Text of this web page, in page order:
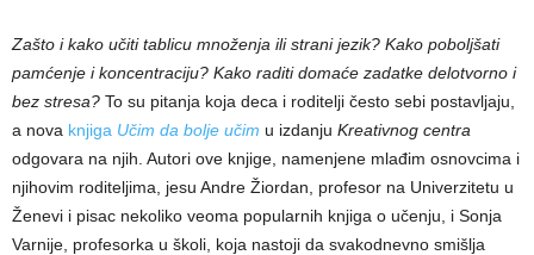
Zašto i kako učiti tablicu množenja ili strani jezik? Kako poboljšati
pamćenje i koncentraciju? Kako raditi domaće zadatke delotvorno i
bez stresa? To su pitanja koja deca i roditelji često sebi postavljaju,
a nova knjiga Učim da bolje učim u izdanju Kreativnog centra
odgovara na njih. Autori ove knjige, namenjene mlađim osnovcima i
njihovim roditeljima, jesu Andre Žiordan, profesor na Univerzitetu u
Ženevi i pisac nekoliko veoma popularnih knjiga o učenju, i Sonja
Varnije, profesorka u školi, koja nastoji da svakodnevno smišlja